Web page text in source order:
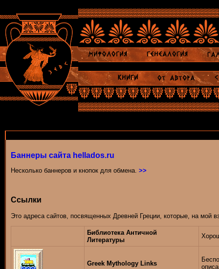
Баннеры сайта hellados.ru
Несколько баннеров и кнопок для обмена. >>
Ссылки
Это адреса сайтов, посвященных Древней Греции, которые, на мой
Библиотека Античной
Литературы
Greek Mythology Links